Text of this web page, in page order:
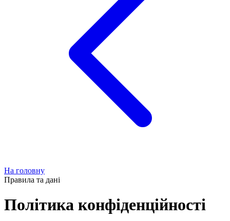
На головну
Правила та дані
Політика конфіденційності